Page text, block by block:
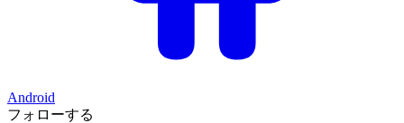
Android
フォローする